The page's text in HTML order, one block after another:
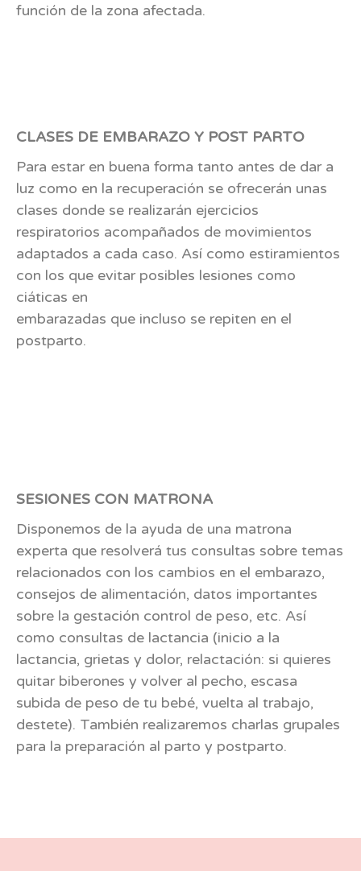
función de la zona afectada.
CLASES DE EMBARAZO Y POST PARTO
Para estar en buena forma tanto antes de dar a
luz como en la recuperación se ofrecerán unas
clases donde se realizarán ejercicios
respiratorios acompañados de movimientos
adaptados a cada caso. Así como estiramientos
con los que evitar posibles lesiones como
ciáticas en
embarazadas que incluso se repiten en el
postparto.
SESIONES CON MATRONA
Disponemos de la ayuda de una matrona
experta que resolverá tus consultas sobre temas
relacionados con los cambios en el embarazo,
consejos de alimentación, datos importantes
sobre la gestación control de peso, etc. Así
como consultas de lactancia (inicio a la
lactancia, grietas y dolor, relactación: si quieres
quitar biberones y volver al pecho, escasa
subida de peso de tu bebé, vuelta al trabajo,
destete). También realizaremos charlas grupales
para la preparación al parto y postparto.